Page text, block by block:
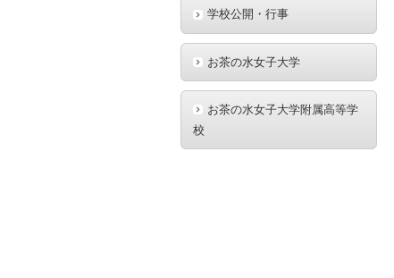
学校公開・行事
お茶の水女子大学
お茶の水女子大学附属高等学
校